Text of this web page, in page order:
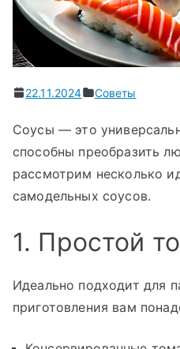
22.11.2024 Советы
Соусы — это
способны преобразить
рассмотрим несколько
самодельных соусов.
1. Простой
Идеально подходит для
приготовления вам